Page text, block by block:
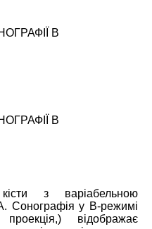
з варіабельною
Сонографія у В-режимі
відображає